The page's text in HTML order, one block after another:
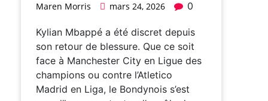
Maren Morris mars 24, 2026 0
Kylian Mbappé a été discret depuis
son retour de blessure. Que ce soit
face à Manchester City en Ligue des
champions ou contre l’Atletico
Madrid en Liga, le Bondynois s’est